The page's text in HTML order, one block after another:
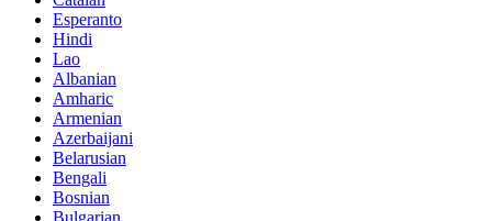
Esperanto
Hindi
Lao
Albanian
Amharic
Armenian
Azerbaijani
Belarusian
Bengali
Bosnian
Bulgarian